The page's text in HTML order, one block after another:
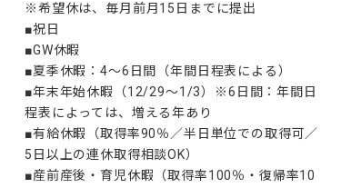
※希望休は、毎月前月15日までに提出
■祝日
■GW休暇
■夏季休暇：4～6日間（年間日程表による）
■年末年始休暇（12/29～1/3）※6日間：年間日
程表によっては、増える年あり
■有給休暇（取得率90％／半日単位での取得可／
5日以上の連休取得相談OK）
■産前産後・育児休暇（取得率100％・復帰率10